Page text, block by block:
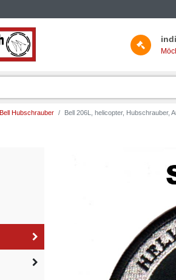
Bell Hubschrauber Bell 206L, helicopter, Hubschrauber,